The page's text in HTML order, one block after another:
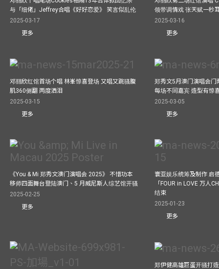
与「细佬」Jeffrey合唱《好好恋爱》 笑言似乱伦
2025-03-17
更多
领带调情戏 张天赋一秒
2025-03-16
更多
邓丽欣红馆首场个唱 林峯惊喜登场 又唱又跳骚腹
肌360侧翻 两度洒泪
2025-03-15
更多
郑秀文5月澳门演唱会
每场不同嘉宾 造型有惊
2025-03-05
更多
《You & Mi 郑秀文澳门演唱会 2025》 不惜功本
移师四面舞台登陆澳门、5 月威尼斯人综艺馆开骚
2025-02-25
更多
寰亚娱乐统筹及制作 启
「FOUR in LOVE 万人
结束
2025-01-23
更多
郑伊健高雄巨蛋开骚打